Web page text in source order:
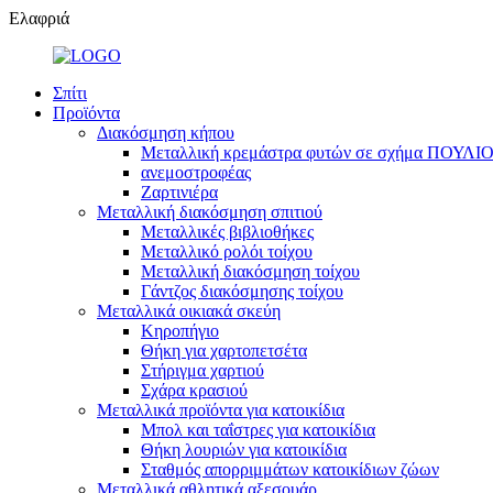
Ελαφριά
Σπίτι
Προϊόντα
Διακόσμηση κήπου
Μεταλλική κρεμάστρα φυτών σε σχήμα
ανεμοστροφέας
Ζαρτινιέρα
Μεταλλική διακόσμηση σπιτιού
Μεταλλικές βιβλιοθήκες
Μεταλλικό ρολόι τοίχου
Μεταλλική διακόσμηση τοίχου
Γάντζος διακόσμησης τοίχου
Μεταλλικά οικιακά σκεύη
Κηροπήγιο
Θήκη για χαρτοπετσέτα
Στήριγμα χαρτιού
Σχάρα κρασιού
Μεταλλικά προϊόντα για κατοικίδια
Μπολ και ταΐστρες για κατοικίδια
Θήκη λουριών για κατοικίδια
Σταθμός απορριμμάτων κατοικίδιων ζώων
Μεταλλικά αθλητικά αξεσουάρ